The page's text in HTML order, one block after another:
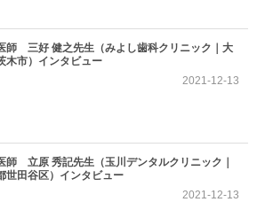
師 三好 健之先生（みよし歯科クリニック｜大
木市）インタビュー
2021-12-13
師 立原 秀記先生（玉川デンタルクリニック｜
世田谷区）インタビュー
2021-12-13